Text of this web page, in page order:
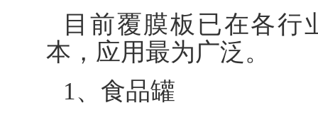
目前覆膜板已在各行
本，应用最为广泛。
1、食品罐